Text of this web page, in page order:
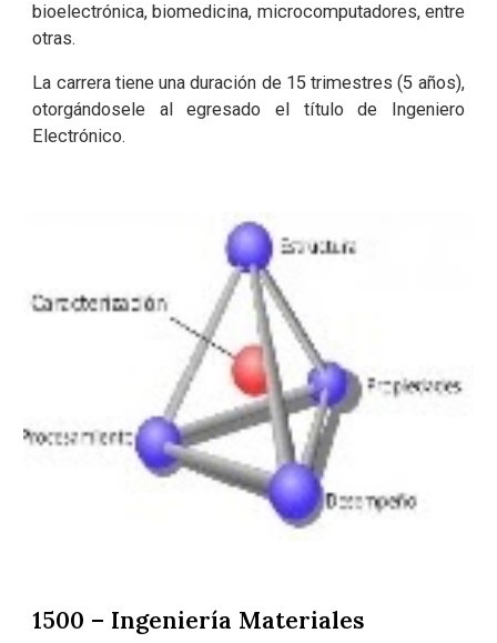
bioelectrónica, biomedicina, microcomputadores, entre
otras.
La carrera tiene una duración de 15 trimestres (5 años),
otorgándosele al egresado el título de Ingeniero
Electrónico.
1500 – Ingeniería Materiales